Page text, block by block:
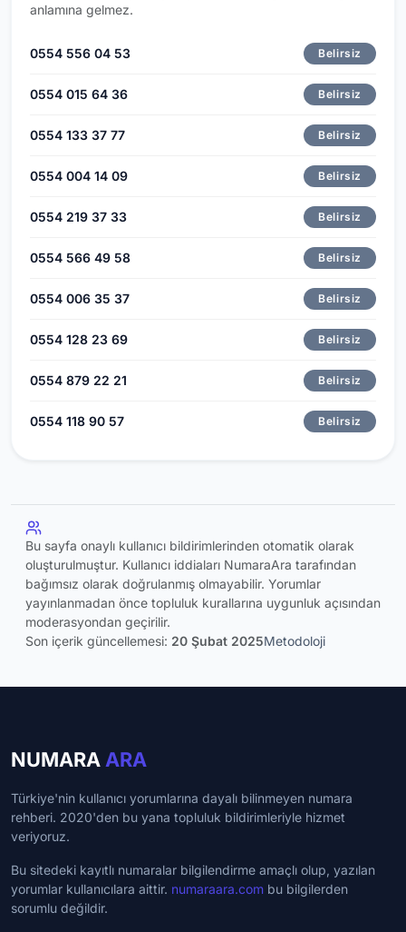
anlamına gelmez.
0554 556 04 53 Belirsiz
0554 015 64 36 Belirsiz
0554 133 37 77 Belirsiz
0554 004 14 09 Belirsiz
0554 219 37 33 Belirsiz
0554 566 49 58 Belirsiz
0554 006 35 37 Belirsiz
0554 128 23 69 Belirsiz
0554 879 22 21 Belirsiz
0554 118 90 57 Belirsiz
Bu sayfa onaylı kullanıcı bildirimlerinden otomatik olarak
oluşturulmuştur. Kullanıcı iddiaları NumaraAra tarafından
bağımsız olarak doğrulanmış olmayabilir. Yorumlar
yayınlanmadan önce topluluk kurallarına uygunluk açısından
moderasyondan geçirilir.
Son içerik güncellemesi: 20 Şubat 2025Metodoloji
NUMARA ARA
Türkiye'nin kullanıcı yorumlarına dayalı bilinmeyen numara
rehberi. 2020'den bu yana topluluk bildirimleriyle hizmet
veriyoruz.
Bu sitedeki kayıtlı numaralar bilgilendirme amaçlı olup, yazılan
yorumlar kullanıcılara aittir. numaraara.com bu bilgilerden
sorumlu değildir.